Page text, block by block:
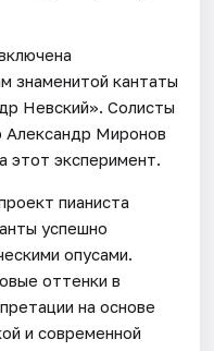
знаменитой кантаты
Невский». Солисты
Александр Миронов
этот эксперимент.
пианиста
успешно
опусами.
оттенки в
на основе
и современной